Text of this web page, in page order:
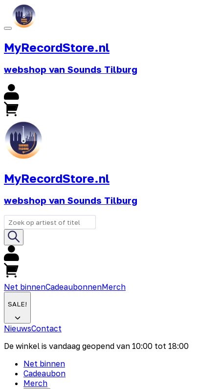
MyRecordStore.nl
webshop van Sounds Tilburg
MyRecordStore.nl
webshop van Sounds Tilburg
Net binnenCadeaubonnenMerch
SALE!
NieuwsContact
De winkel is vandaag geopend van 10:00 tot 18:00
Net binnen
Cadeaubon
Merch